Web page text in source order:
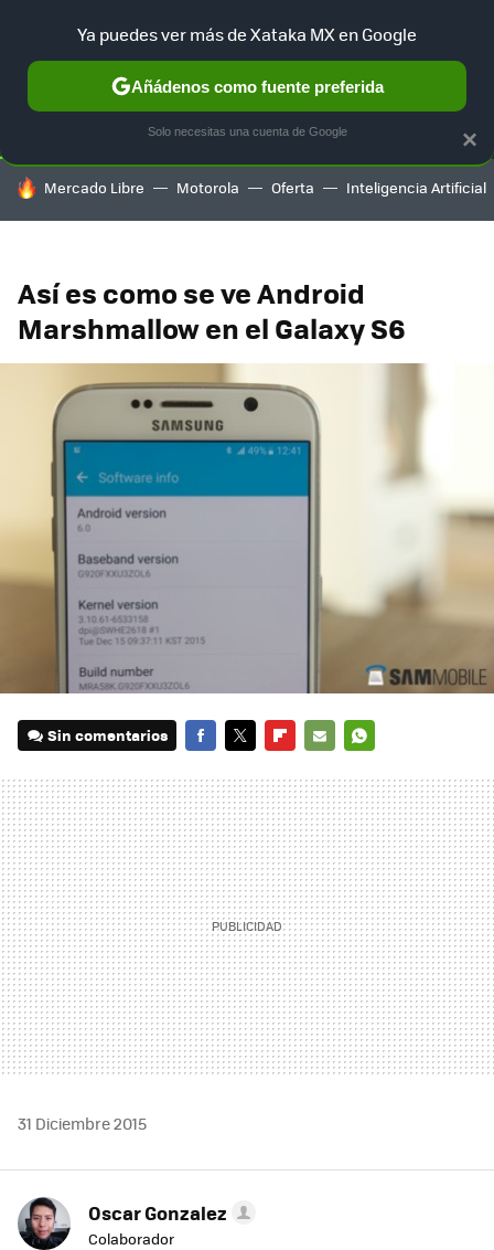
SELECCIÓN GAMING HOME AUTO TERRITORIO
HOY SE HABLA DE
Mercado Libre Motorola Oferta Inteligencia Artificial
Así es como se ve Android
Marshmallow en el Galaxy S6
Sin comentarios
MAIL
31 Diciembre 2015
Oscar Gonzalez
Colaborador
×
Ya puedes ver más de Xataka MX en Google
Añádenos como fuente preferida
Solo necesitas una cuenta de Google